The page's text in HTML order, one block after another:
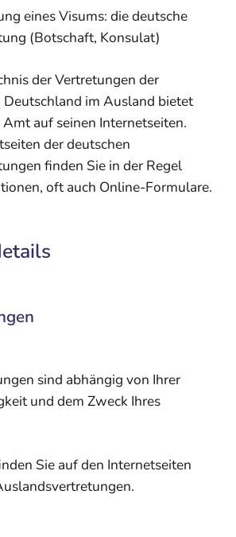
eines Visums: die deutsche
(Botschaft, Konsulat)
der Vertretungen der
im Ausland bietet
auf seinen Internetseiten.
der deutschen
finden Sie in der Regel
oft auch Online-Formulare.
sind abhängig von Ihrer
und dem Zweck Ihres
Sie auf den Internetseiten